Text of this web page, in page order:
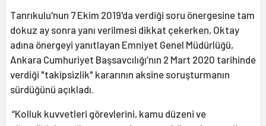
Tanrıkulu'nun 7 Ekim 2019'da verdiği soru önergesine tam
dokuz ay sonra yanı verilmesi dikkat çekerken, Oktay
adına önergeyi yanıtlayan Emniyet Genel Müdürlüğü,
Ankara Cumhuriyet Başsavcılığı’nın 2 Mart 2020 tarihinde
verdiği "takipsizlik" kararının aksine soruşturmanın
sürdüğünü açıkladı.
“Kolluk kuvvetleri görevlerini, kamu düzeni ve